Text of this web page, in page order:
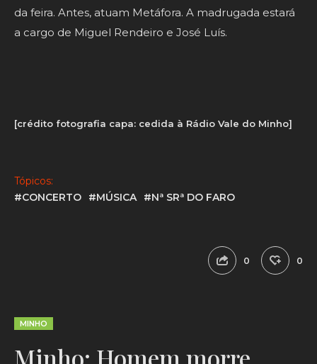
da feira. Antes, atuam Metáfora. A madrugada estará
a cargo de Miguel Rendeiro e José Luís.
[crédito fotografia capa: cedida à Rádio Vale do Minho]
Tópicos:
#CONCERTO
#MÚSICA #Nª SRª DO FARO
0 0
MINHO
Minho: Homem morre